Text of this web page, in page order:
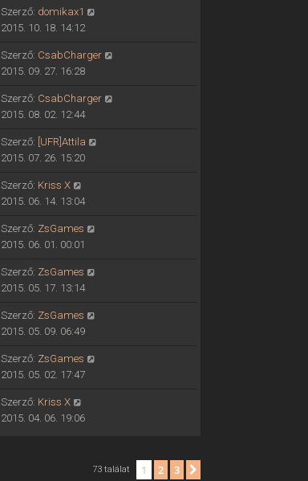
Szerző: domikax1
2015. 10. 18. 14:12
Szerző: CsabCharger
2015. 09. 27. 16:28
Szerző: CsabCharger
2015. 08. 02. 12:44
Szerző: [UFR]Attila
2015. 07. 26. 15:20
Szerző: Kriss X
2015. 06. 14. 13:04
Szerző: ZsGames
2015. 06. 01. 00:01
Szerző: ZsGames
2015. 05. 17. 13:14
Szerző: ZsGames
2015. 05. 09. 06:49
Szerző: ZsGames
2015. 05. 02. 17:47
Szerző: Kriss X
2015. 04. 06. 19:06
73 találat 1 2 3